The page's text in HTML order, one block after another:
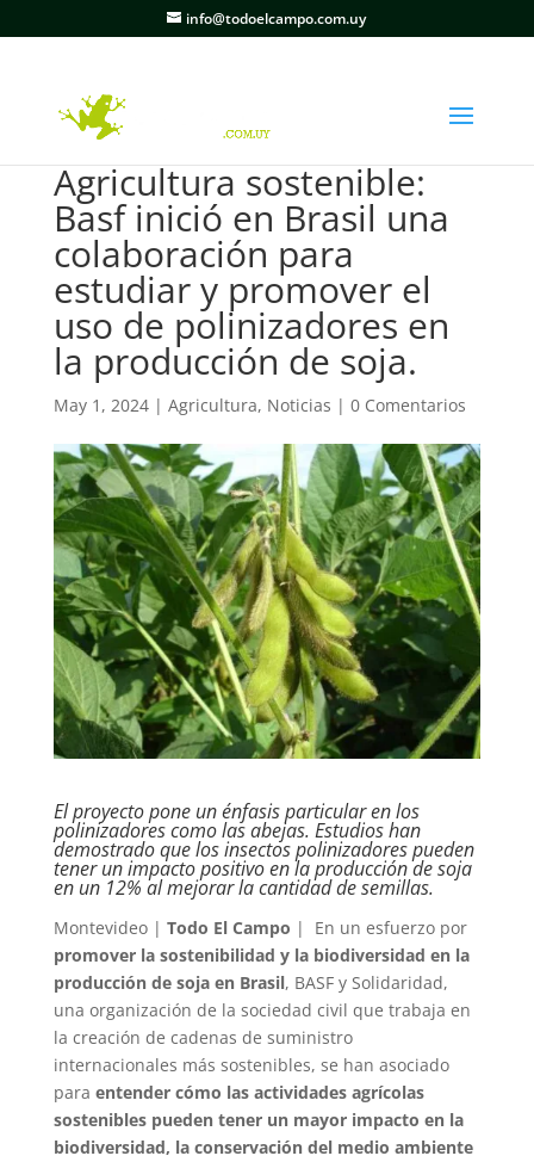
info@todoelcampo.com.uy
Agricultura sostenible:
Basf inició en Brasil una
colaboración para
estudiar y promover el
uso de polinizadores en
la producción de soja.
May 1, 2024| Agricultura, Noticias | 0 Comentarios
El proyecto pone un énfasis particular en los
polinizadores como las abejas. Estudios han
demostrado que los insectos polinizadores pueden
tener un impacto positivo en la producción de soja
en un 12% al mejorar la cantidad de semillas.
Montevideo | Todo El Campo | En un esfuerzo por
promover la sostenibilidad y la biodiversidad en la
producción de soja en Brasil, BASF y Solidaridad,
una organización de la sociedad civil que trabaja en
la creación de cadenas de suministro
internacionales más sostenibles, se han asociado
para entender cómo las actividades agrícolas
sostenibles pueden tener un mayor impacto en la
biodiversidad, la conservación del medio ambiente